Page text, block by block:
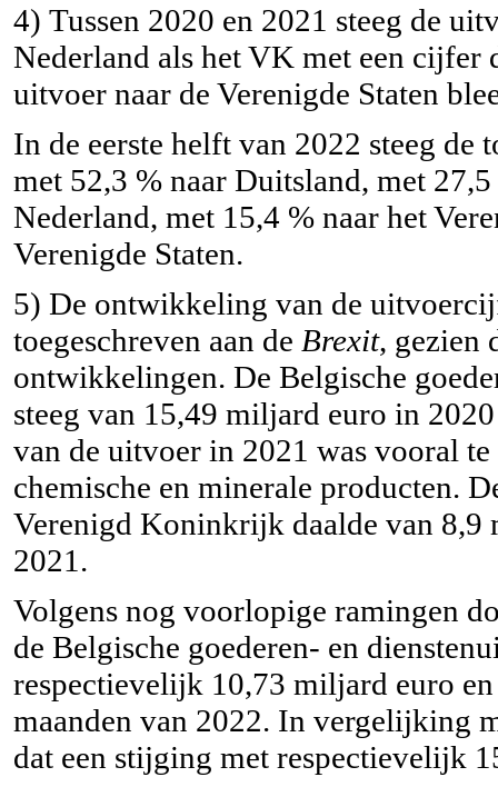
4) Tussen 2020 en 2021 steeg de
Nederland als het VK met een cijfer
uitvoer naar de Verenigde Staten
In de eerste helft van 2022 steeg
met 52,3 % naar Duitsland, met
Nederland, met 15,4 % naar het
Verenigde Staten.
5) De ontwikkeling van de
toegeschreven aan de Brexit, gezien
ontwikkelingen. De Belgische
steeg van 15,49 miljard euro in
van de uitvoer in 2021 was vooral
chemische en minerale producten.
Verenigd Koninkrijk daalde van
2021.
Volgens nog voorlopige ramingen
de Belgische goederen- en
respectievelijk 10,73 miljard euro
maanden van 2022. In vergelijking
dat een stijging met respectievelijk